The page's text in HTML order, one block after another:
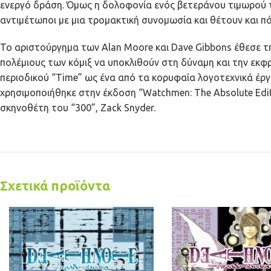
ενεργό δράση. Όμως η δολοφονία ενός βετεράνου τιμωρού
αντιμέτωποι με μια τρομακτική συνομωσία και θέτουν
Το αριστούργημα των Alan Moore και Dave Gibbons έθεσε
πολέμιους των κόμιξ να υποκλιθούν στη δύναμη και την
περιοδικού “Time” ως ένα από τα κορυφαία λογοτεχνικά
χρησιμοποιήθηκε στην έκδοση “Watchmen: The Absolute
σκηνοθέτη του “300”, Zack Snyder.
Σχετικά προϊόντα